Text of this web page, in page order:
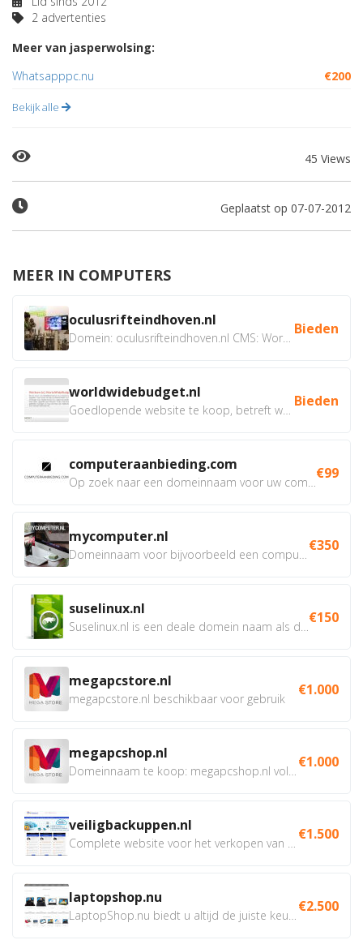
2 advertenties
Meer van jasperwolsing:
Whatsapppc.nu
€200
Bekijk alle
45 Views
Geplaatst op 07-07-2012
MEER IN COMPUTERS
oculusrifteindhoven.nl Bieden
worldwidebudget.nl Bieden
computeraanbieding.com €99
mycomputer.nl €350
suselinux.nl €150
megapcstore.nl
megapcstore.nl beschikbaar voor gebruik
€1.000
megapcshop.nl €1.000
veiligbackuppen.nl €1.500
laptopshop.nu €2.500